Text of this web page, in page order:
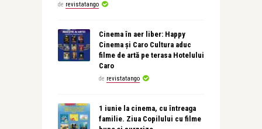
de revistatango
Cinema în aer liber: Happy
Cinema și Caro Cultura aduc
filme de artă pe terasa Hotelului
Caro
de revistatango
1 iunie la cinema, cu întreaga
familie. Ziua Copilului cu filme